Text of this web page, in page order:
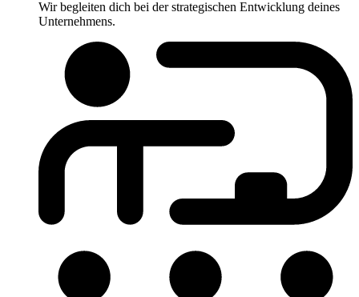
Wir begleiten dich bei der strategischen Entwicklung deines
Unternehmens.